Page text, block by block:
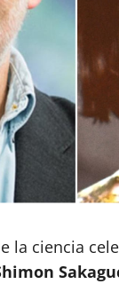
la ciencia